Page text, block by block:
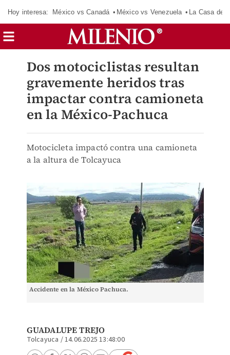
Hoy interesa: México vs Canadá México vs Venezuela La Casa de
Dos motociclistas resultan
gravemente heridos tras
impactar contra camioneta
en la México-Pachuca
Motocicleta impactó contra una camioneta
a la altura de Tolcayuca
Accidente en la México Pachuca.
GUADALUPE TREJO
Tolcayuca /14.06.2025 13:48:00